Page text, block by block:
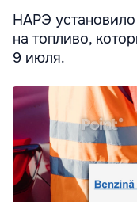
НАРЭ
на топливо,
9 июля.